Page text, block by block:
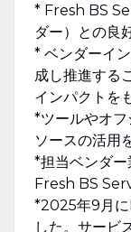
* Fresh BS
ダー）との良
* ベンダーイ
成し推進する
インパクトを
*ツールやオフ
ソースの活用
*担当ベンダ
Fresh BS
*2025年9月
した。サービ